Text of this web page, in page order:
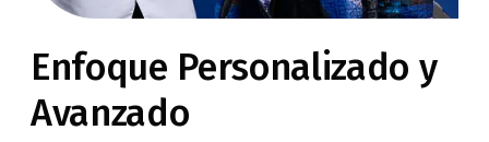
Enfoque Personalizado y
Avanzado